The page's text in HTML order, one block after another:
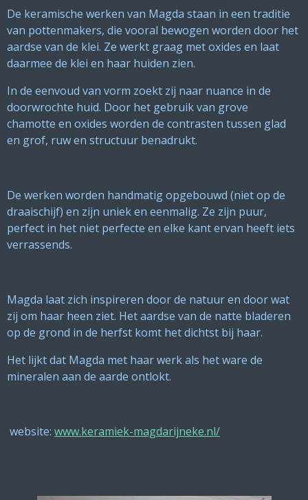
De keramische werken van Magda staan in een traditie
van pottenmakers, die vooral bewogen worden door het
aardse van de klei. Ze werkt graag met oxides en laat
daarmee de klei en haar huiden zien.
In de eenvoud van vorm zoekt zij naar nuance in de
doorwrochte huid. Door het gebruik van grove
chamotte en oxides worden de contrasten tussen glad
en grof, ruw en structuur benadrukt.
De werken worden handmatig opgebouwd (niet op de
draaischijf) en zijn uniek en eenmalig. Ze zijn puur,
perfect in het niet perfecte en elke kant ervan heeft iets
verrassends.
Magda laat zich inspireren door de natuur en door wat
zij om haar heen ziet. Het aardse van de natte bladeren
op de grond in de herfst komt het dichtst bij haar.
Het lijkt dat Magda met haar werk als het ware de
mineralen aan de aarde ontlokt.
website: www.keramiek-magdarijneke.nl/